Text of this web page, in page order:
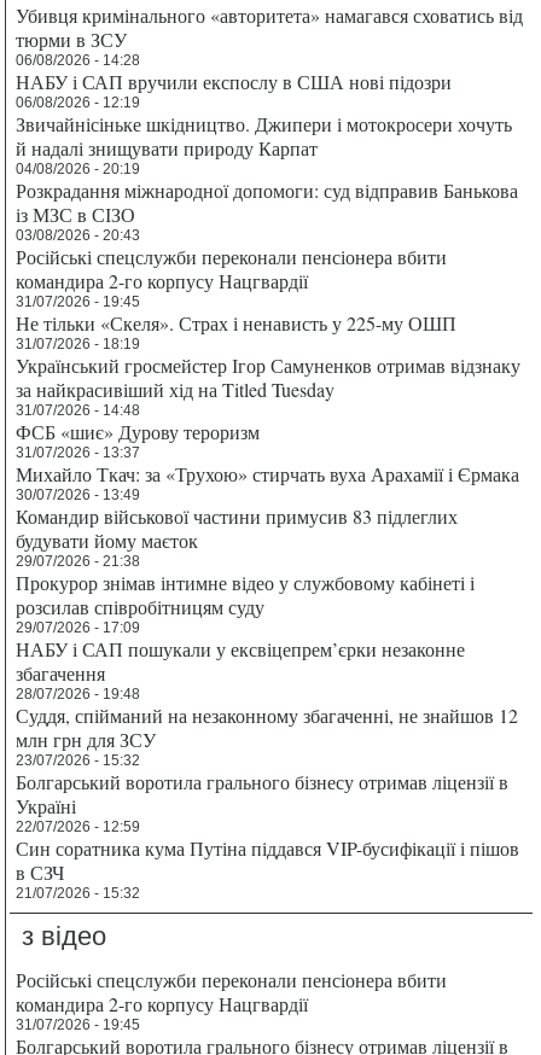
Убивця кримінального «авторитета» намагався сховатись від
тюрми в ЗСУ
06/08/2026 - 14:28
НАБУ і САП вручили експослу в США нові підозри
06/08/2026 - 12:19
Звичайнісіньке шкідництво. Джипери і мотокросери хочуть
й надалі знищувати природу Карпат
04/08/2026 - 20:19
Розкрадання міжнародної допомоги: суд відправив Банькова
із МЗС в СІЗО
03/08/2026 - 20:43
Російські спецслужби переконали пенсіонера вбити
командира 2-го корпусу Нацгвардії
31/07/2026 - 19:45
Не тільки «Скеля». Страх і ненависть у 225-му ОШП
31/07/2026 - 18:19
Український гросмейстер Ігор Самуненков отримав відзнаку
за найкрасивіший хід на Titled Tuesday
31/07/2026 - 14:48
ФСБ «шиє» Дурову тероризм
31/07/2026 - 13:37
Михайло Ткач: за «Трухою» стирчать вуха Арахамії і Єрмака
30/07/2026 - 13:49
Командир військової частини примусив 83 підлеглих
будувати йому маєток
29/07/2026 - 21:38
Прокурор знімав інтимне відео у службовому кабінеті і
розсилав співробітницям суду
29/07/2026 - 17:09
НАБУ і САП пошукали у ексвіцепрем’єрки незаконне
збагачення
28/07/2026 - 19:48
Суддя, спійманий на незаконному збагаченні, не знайшов 12
млн грн для ЗСУ
23/07/2026 - 15:32
Болгарський воротила грального бізнесу отримав ліцензії в
Україні
22/07/2026 - 12:59
Син соратника кума Путіна піддався VIP-бусифікації і пішов
в СЗЧ
21/07/2026 - 15:32
з відео
Російські спецслужби переконали пенсіонера вбити
командира 2-го корпусу Нацгвардії
31/07/2026 - 19:45
Болгарський воротила грального бізнесу отримав ліцензії в